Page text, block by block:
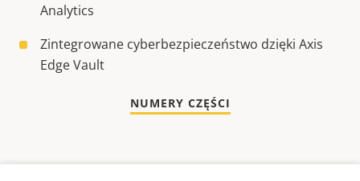
Analytics
Zintegrowane cyberbezpieczeństwo dzięki Axis
Edge Vault
NUMERY CZĘŚCI